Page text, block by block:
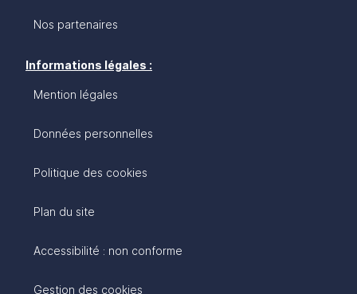
Nos partenaires
Informations légales :
Mention légales
Données personnelles
Politique des cookies
Plan du site
Accessibilité : non conforme
Gestion des cookies